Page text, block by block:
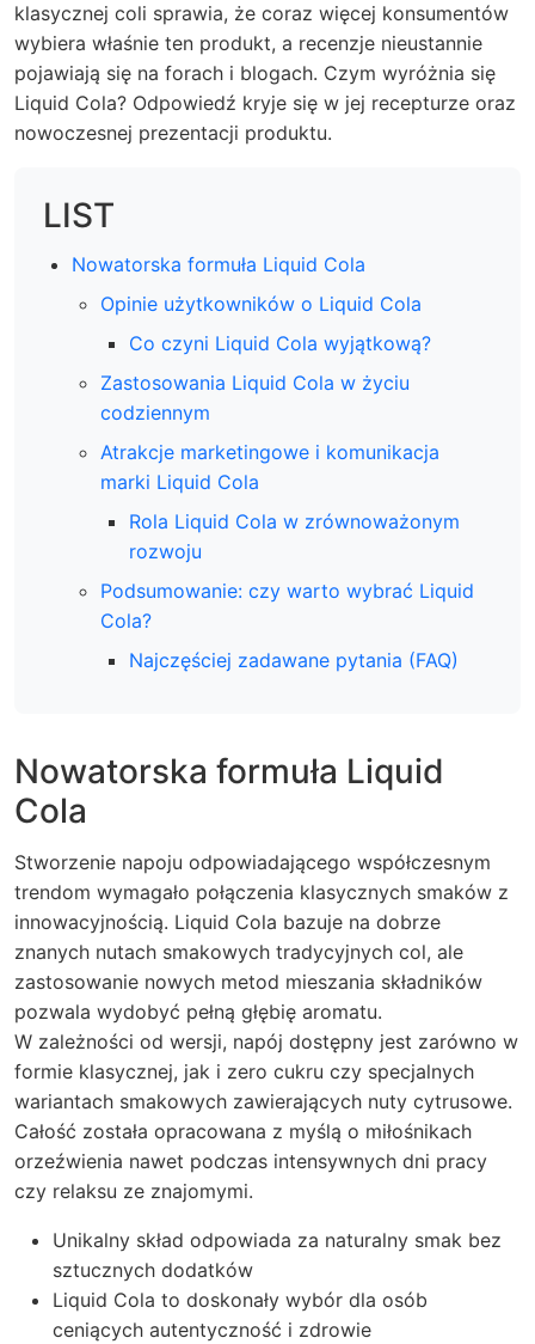
klasycznej coli sprawia, że coraz więcej konsumentów
wybiera właśnie ten produkt, a recenzje nieustannie
pojawiają się na forach i blogach. Czym wyróżnia się
Liquid Cola? Odpowiedź kryje się w jej recepturze oraz
nowoczesnej prezentacji produktu.
LIST
Nowatorska formuła Liquid Cola
Opinie użytkowników o Liquid Cola
Co czyni Liquid Cola wyjątkową?
Zastosowania Liquid Cola w życiu
codziennym
Atrakcje marketingowe i komunikacja
marki Liquid Cola
Rola Liquid Cola w zrównoważonym
rozwoju
Podsumowanie: czy warto wybrać Liquid
Cola?
Najczęściej zadawane pytania (FAQ)
Nowatorska formuła Liquid
Cola
Stworzenie napoju odpowiadającego współczesnym
trendom wymagało połączenia klasycznych smaków z
innowacyjnością. Liquid Cola bazuje na dobrze
znanych nutach smakowych tradycyjnych col, ale
zastosowanie nowych metod mieszania składników
pozwala wydobyć pełną głębię aromatu.
W zależności od wersji, napój dostępny jest zarówno w
formie klasycznej, jak i zero cukru czy specjalnych
wariantach smakowych zawierających nuty cytrusowe.
Całość została opracowana z myślą o miłośnikach
orzeźwienia nawet podczas intensywnych dni pracy
czy relaksu ze znajomymi.
Unikalny skład odpowiada za naturalny smak bez
sztucznych dodatków
Liquid Cola to doskonały wybór dla osób
ceniących autentyczność i zdrowie